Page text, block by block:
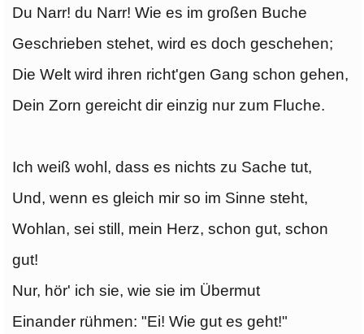
Du Narr! du Narr! Wie es im großen Buche
Geschrieben stehet, wird es doch geschehen;
Die Welt wird ihren richt'gen Gang schon gehen,
Dein Zorn gereicht dir einzig nur zum Fluche.
Ich weiß wohl, dass es nichts zu Sache tut,
Und, wenn es gleich mir so im Sinne steht,
Wohlan, sei still, mein Herz, schon gut, schon
gut!
Nur, hör' ich sie, wie sie im Übermut
Einander rühmen: "Ei! Wie gut es geht!"